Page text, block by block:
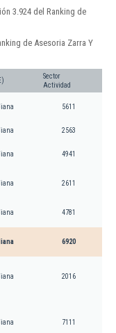
3.924 del Ranking de
de Asesoria Zarra Y
Sector
Actividad
5611
2563
4941
2611
4781
6920
2016
7111